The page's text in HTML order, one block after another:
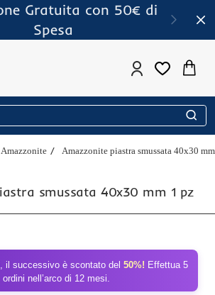
Gratuita con 50€ di
Spesa
smussata 40x30 mm 1 pz
Amazzonite Amazzonite piastra smussata 40x30
, il successivo è scontato del 50%! Effettua 5
ordini nell’arco di 12 mesi.